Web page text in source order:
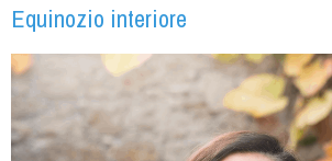
Equinozio interiore